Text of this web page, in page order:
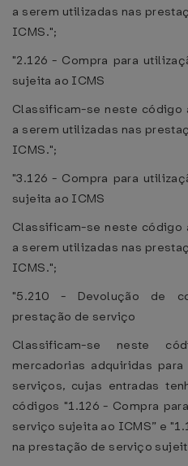
a serem utilizadas nas
ICMS.";
"2.126 - Compra para
sujeita ao ICMS
Classificam-se neste código
a serem utilizadas nas
ICMS.";
"3.126 - Compra para
sujeita ao ICMS
Classificam-se neste código
a serem utilizadas nas
ICMS.";
"5.210 - Devolução de
prestação de serviço
Classificam-se neste
mercadorias adquiridas
serviços, cujas entradas
códigos "1.126 - Compra
serviço sujeita ao ICMS” e
na prestação de serviço